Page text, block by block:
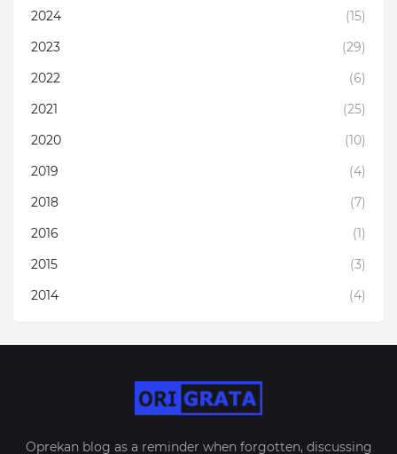
2024
(15)
2023
(29)
2022
(6)
2021
(25)
2020
(10)
2019
(4)
2018
(7)
2016
(1)
2015
(3)
2014
(4)
Oprekan blog as a reminder when forgotten, discussing